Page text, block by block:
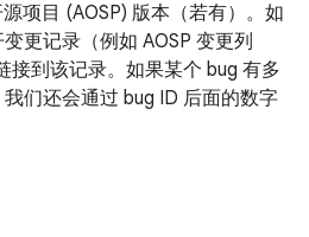
项目 (AOSP) 版本（若有）。如
更记录（例如 AOSP 变更列
接到该记录。如果某个 bug 有多
们还会通过 bug ID 后面的数字